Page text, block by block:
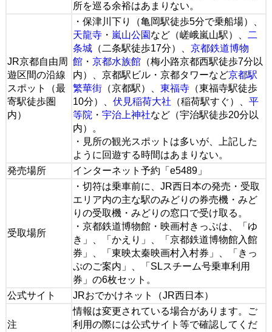
所を巡る余裕はあまりない。
JR京都自由周
遊区間の沿線
スポット（最
寄駅徒歩圏
内）
・保津川下り（亀岡駅徒歩5分で乗船場）、
天龍寺・ 嵐山公園 など（嵯峨嵐山駅）、
二
条城（二条駅徒歩17分）、 京都鉄道博物
館・ 京都水族館（梅小路京都西駅徒歩7分以
内）、京都駅ビル・京都タワーなど京都駅
繁華街（京都駅）、 東福寺（東福寺駅徒歩
10分）、 伏見稲荷大社 （稲荷駅すぐ）、 平
等院 ・ 宇治上神社など（宇治駅徒歩20分以
内）。
・見所の観光スポットは多いが、上記した
ように回遊する時間はあまりない。
発売場所
インターネット予約「e5489」
受取場所
・切符は乗車前に、JR西日本の発売・受取
エリア内の主な駅のみどりの券売機・みど
りの受取機・みどりの窓口で受け取る。
・京都鉄道博物館・映画村きっぷは、「ゆ
き」、「かえり」、「京都鉄道博物館入館
券」、「東映太秦映画村入村券」、「きっ
ぷのご案内」、「SLスチーム号乗車利用
券」の6枚セット。
公式サイト
JRおでかけネット（JR西日本）
注
情報は変更されている場合があります。ご
利用の際には公式サイト等で確認してくだ